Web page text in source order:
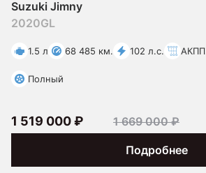
Suzuki Jimny
2020GL
1.5 л 68 485 км. 102 л.с. АКПП
Полный
Подробнее
1 519 000 ₽ 1 669 000 ₽